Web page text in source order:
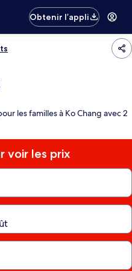
Obtenir l’appli
les familles à Ko Chang avec 2
voir les prix